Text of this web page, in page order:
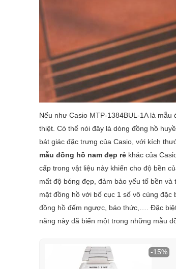
Nếu như Casio MTP-1384BUL-1A là mẫu
thiệt. Có thể nói đây là dòng đồng hồ
bát giác đặc trưng của Casio, với kích
mẫu đồng hồ nam đẹp rẻ khác của
cấp trong vật liệu này khiến cho độ bền
mất độ bóng đẹp, đảm bảo yếu tố bền
mặt đồng hồ với bố cục 1 số vô cùng
đồng hồ đếm ngược, báo thức,…. Đặc
năng này đã biến một trong những mẫu
-15%